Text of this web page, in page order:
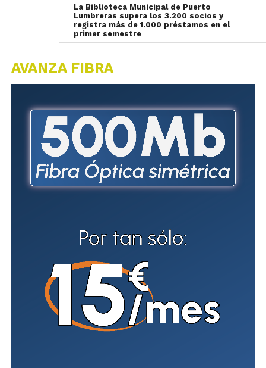
La Biblioteca Municipal de Puerto
Lumbreras supera los 3.200 socios y
registra más de 1.000 préstamos en el
primer semestre
AVANZA FIBRA